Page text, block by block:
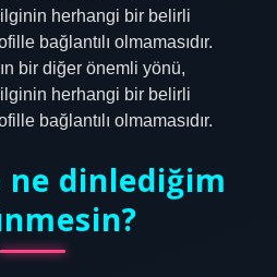
herhangi bir belirli
bağlantılı olmamasıdır.
bir diğer önemli yönü,
herhangi bir belirli
bağlantılı olmamasıdır.
ne dinlediğim